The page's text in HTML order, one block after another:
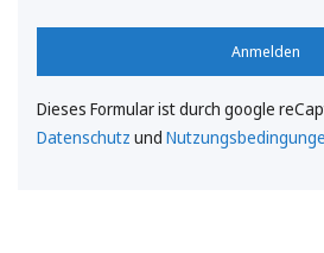
Anmelden
Dieses Formular ist durch google
Datenschutz und